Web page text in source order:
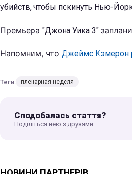
убийств, чтобы покинуть Нью-
Премьера "Джона Уика 3"
Напомним, что Джеймс Кэмерон
Теги: пленарная неделя
Сподобалась стаття?
Поділіться нею з друзями